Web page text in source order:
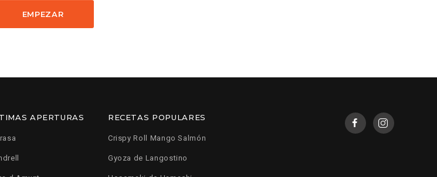
EMPEZAR
APERTURAS RECETAS POPULARES
Crispy Roll Mango Salmón
Gyoza de Langostino